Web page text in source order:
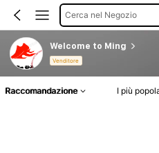
Cerca nel Negozio
Welcome to Ming
Venditore
Raccomandazione I più